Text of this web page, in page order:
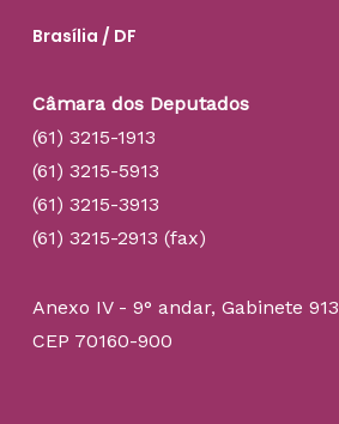
Brasília / DF
Câmara dos Deputados
(61) 3215-1913
(61) 3215-5913
(61) 3215-3913
(61) 3215-2913 (fax)
Anexo IV - 9° andar, Gabinete 913
CEP 70160-900